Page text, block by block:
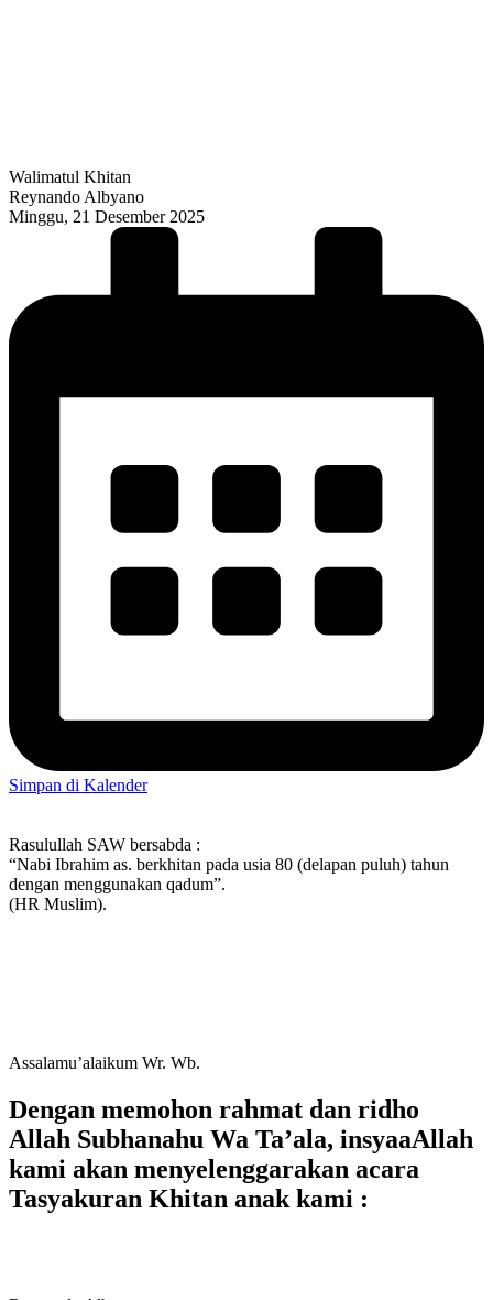
Walimatul Khitan
Reynando Albyano
Minggu, 21 Desember 2025
Simpan di Kalender
Rasulullah SAW bersabda :
“Nabi Ibrahim as. berkhitan pada usia 80 (delapan puluh) tahun
dengan menggunakan qadum”.
(HR Muslim).
Assalamu’alaikum Wr. Wb.
Dengan memohon rahmat dan ridho
Allah Subhanahu Wa Ta’ala, insyaaAllah
kami akan menyelenggarakan acara
Tasyakuran Khitan anak kami :